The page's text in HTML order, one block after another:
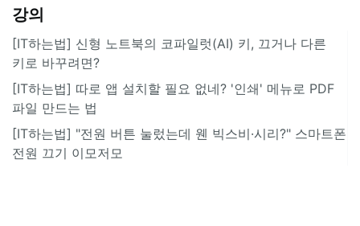
강의
[IT하는법] 신형 노트북의 코파일럿(AI) 키, 끄거나 다른
키로 바꾸려면?
[IT하는법] 따로 앱 설치할 필요 없네? '인쇄' 메뉴로 PDF
파일 만드는 법
[IT하는법] "전원 버튼 눌렀는데 웬 빅스비·시리?" 스마트폰
전원 끄기 이모저모